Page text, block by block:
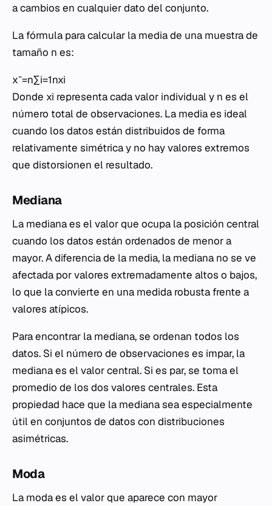
a cambios en cualquier dato del conjunto.
La fórmula para calcular la media de una muestra de
tamaño n es:
xˉ=n∑i=1n​xi​​
Donde xi representa cada valor individual y n es el
número total de observaciones. La media es ideal
cuando los datos están distribuidos de forma
relativamente simétrica y no hay valores extremos
que distorsionen el resultado.
Mediana
La mediana es el valor que ocupa la posición central
cuando los datos están ordenados de menor a
mayor. A diferencia de la media, la mediana no se ve
afectada por valores extremadamente altos o bajos,
lo que la convierte en una medida robusta frente a
valores atípicos.
Para encontrar la mediana, se ordenan todos los
datos. Si el número de observaciones es impar, la
mediana es el valor central. Si es par, se toma el
promedio de los dos valores centrales. Esta
propiedad hace que la mediana sea especialmente
útil en conjuntos de datos con distribuciones
asimétricas.
Moda
La moda es el valor que aparece con mayor